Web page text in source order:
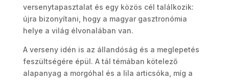
versenytapasztalat és egy közös cél találkozik:
újra bizonyítani, hogy a magyar gasztronómia
helye a világ élvonalában van.
A verseny idén is az állandóság és a meglepetés
feszültségére épül. A tál témában kötelező
alapanyag a morgóhal és a lila articsóka, míg a